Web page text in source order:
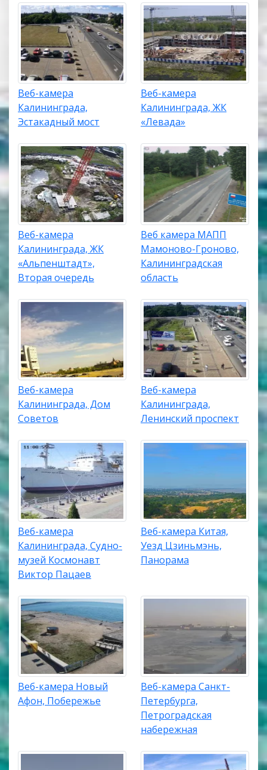
Веб-камера
Калининграда,
Эстакадный мост
Веб-камера
Калининграда, ЖК
«Левада»
Веб-камера
Калининграда, ЖК
«Альпенштадт»,
Вторая очередь
Веб камера МАПП
Мамоново-Гроново,
Калининградская
область
Веб-камера
Калининграда, Дом
Советов
Веб-камера
Калининграда,
Ленинский проспект
Веб-камера
Калининграда, Судно-
музей Космонавт
Виктор Пацаев
Веб-камера Китая,
Уезд Цзиньмэнь,
Панорама
Веб-камера Новый
Афон, Побережье
Веб-камера Санкт-
Петербурга,
Петроградская
набережная